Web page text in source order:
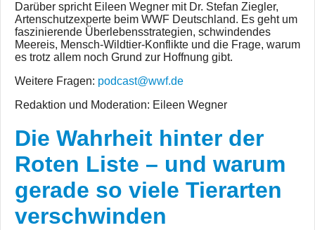
Darüber spricht Eileen Wegner mit Dr. Stefan Ziegler,
Artenschutzexperte beim WWF Deutschland. Es geht um
faszinierende Überlebensstrategien, schwindendes
Meereis, Mensch-Wildtier-Konflikte und die Frage, warum
es trotz allem noch Grund zur Hoffnung gibt.
Weitere Fragen: podcast@wwf.de
Redaktion und Moderation: Eileen Wegner
Die Wahrheit hinter der
Roten Liste – und warum
gerade so viele Tierarten
verschwinden